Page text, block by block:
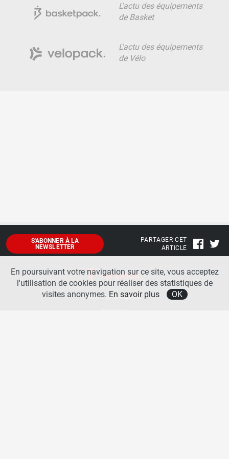
L'actu des équipements
de Basket
L'actu des équipements
de Vélo
S'ABONNER À LA
NEWSLETTER
PARTAGER CET
ARTICLE
Mentions légales
En poursuivant votre navigation sur ce site, vous acceptez
l'utilisation de cookies pour réaliser des statistiques de
visites anonymes. En savoir plus OK